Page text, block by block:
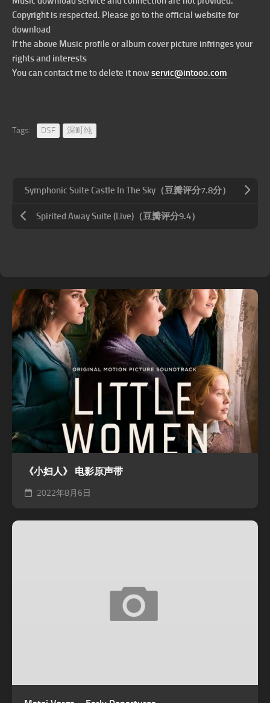
Copyright is respected. Please go to the official website for
download
If the above Music profile or album cover picture infringes your
rights and interests
You can contact me to delete it now servic@intooo.com
Tags: DSF 深町纯
Symphonic Suite Castle In The Sky（豆瓣评分7.8分）
Spirited Away Suite (Live)（豆瓣评分9.4）
《小妇人》 电影原声带
2022年8月6日